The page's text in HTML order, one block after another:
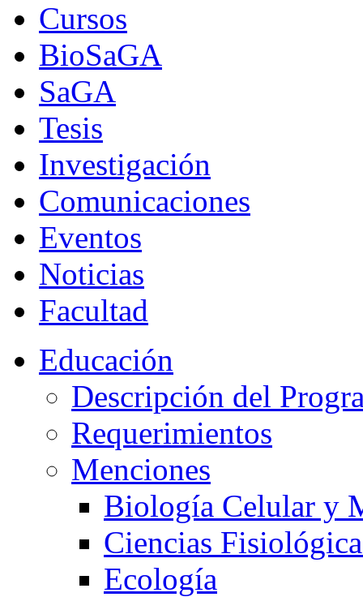
Cursos
BioSaGA
SaGA
Tesis
Investigación
Comunicaciones
Eventos
Noticias
Facultad
Educación
Descripción del
Requerimientos
Menciones
Biología Celular y
Ciencias
Ecología